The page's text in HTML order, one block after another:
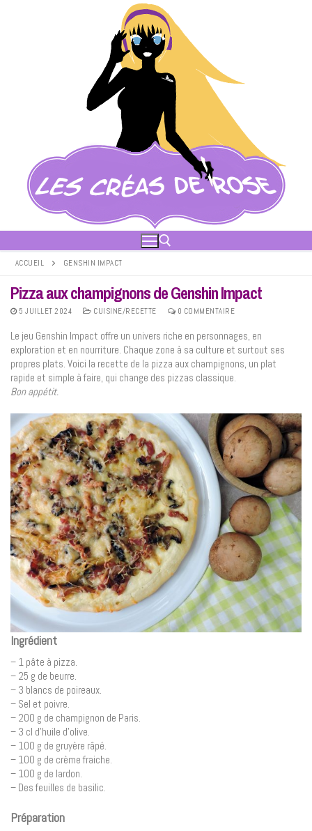
Rechercher :
ACCUEIL GENSHIN IMPACT
Pizza aux champignons de Genshin Impact
5 JUILLET 2024 CUISINE/RECETTE 0 COMMENTAIRE
Le jeu Genshin Impact offre un univers riche en personnages, en
exploration et en nourriture. Chaque zone à sa culture et surtout ses
propres plats. Voici la recette de la pizza aux champignons, un plat
rapide et simple à faire, qui change des pizzas classique.
Bon appétit.
Ingrédient
– 1 pâte à pizza.
– 25 g de beurre.
– 3 blancs de poireaux.
– Sel et poivre.
– 200 g de champignon de Paris.
– 3 cl d’huile d’olive.
– 100 g de gruyère râpé.
– 100 g de crème fraiche.
– 100 g de lardon.
– Des feuilles de basilic.
Préparation